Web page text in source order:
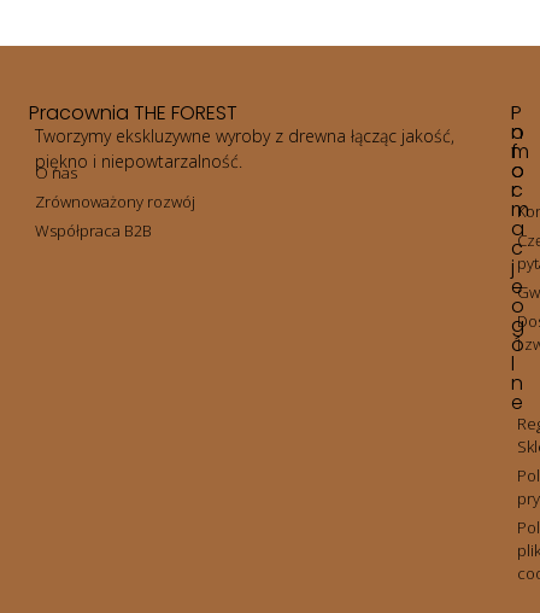
Pracownia THE FOREST
Tworzymy ekskluzywne wyroby z drewna łącząc jakość,
piękno i niepowtarzalność.
O nas
Zrównoważony rozwój
Współpraca B2B
P
o
m
o
c
i
I
n
f
o
r
m
a
c
j
e
o
g
ó
l
n
e